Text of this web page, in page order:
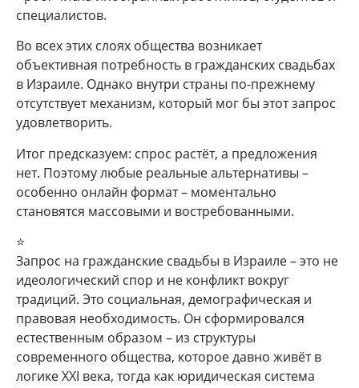
специалистов.
Во всех этих слоях общества возникает
объективная потребность в гражданских свадьбах
в Израиле. Однако внутри страны по-прежнему
отсутствует механизм, который мог бы этот запрос
удовлетворить.
Итог предсказуем: спрос растёт, а предложения
нет. Поэтому любые реальные альтернативы –
особенно онлайн формат – моментально
становятся массовыми и востребованными.
⭐
Запрос на гражданские свадьбы в Израиле – это не
идеологический спор и не конфликт вокруг
традиций. Это социальная, демографическая и
правовая необходимость. Он сформировался
естественным образом – из структуры
современного общества, которое давно живёт в
логике XXI века, тогда как юридическая система